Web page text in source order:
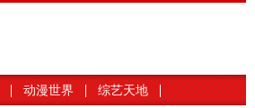
动漫世界 综艺天地